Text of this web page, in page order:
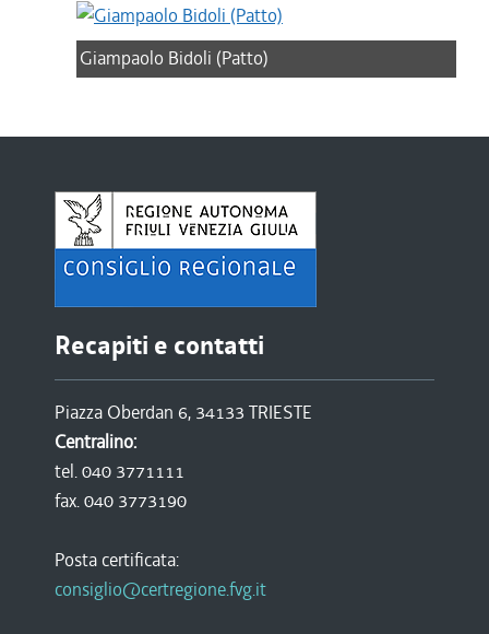
Giampaolo Bidoli (Patto)
Recapiti e contatti
Piazza Oberdan 6, 34133 TRIESTE
Centralino:
tel. 040 3771111
fax. 040 3773190
Posta certificata:
consiglio@certregione.fvg.it